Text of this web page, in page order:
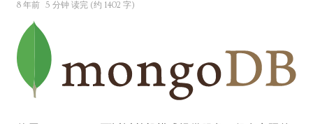
8 年前 5 分钟 读完 (约 1402 字)